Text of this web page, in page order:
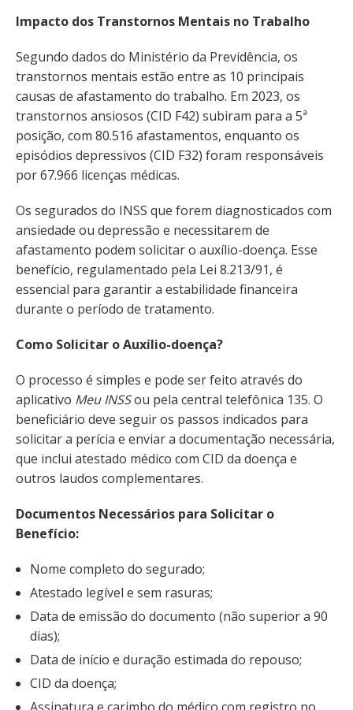
Impacto dos Transtornos Mentais no Trabalho
Segundo dados do Ministério da Previdência, os
transtornos mentais estão entre as 10 principais
causas de afastamento do trabalho. Em 2023, os
transtornos ansiosos (CID F42) subiram para a 5ª
posição, com 80.516 afastamentos, enquanto os
episódios depressivos (CID F32) foram responsáveis
por 67.966 licenças médicas.
Os segurados do INSS que forem diagnosticados com
ansiedade ou depressão e necessitarem de
afastamento podem solicitar o auxílio-doença. Esse
benefício, regulamentado pela Lei 8.213/91, é
essencial para garantir a estabilidade financeira
durante o período de tratamento.
Como Solicitar o Auxílio-doença?
O processo é simples e pode ser feito através do
aplicativo Meu INSSou pela central telefônica 135. O
beneficiário deve seguir os passos indicados para
solicitar a perícia e enviar a documentação necessária,
que inclui atestado médico com CID da doença e
outros laudos complementares.
Documentos Necessários para Solicitar o
Benefício:
Nome completo do segurado;
Atestado legível e sem rasuras;
Data de emissão do documento (não superior a 90
dias);
Data de início e duração estimada do repouso;
CID da doença;